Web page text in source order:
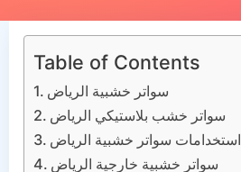
Table of Contents
سواتر خشبية الرياض
سواتر خشب بلاستيكي الرياض
استخدامات سواتر خشبية الرياض
سواتر خشبية خارجية الرياض